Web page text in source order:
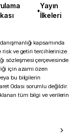
•
Yayın
İlkeleri
kapsamında
risk ve getiri tercihlerinize
sözleşmesi çerçevesinde
için azami özen
bu bilgilerin
Odası sorumlu değildir.
tüm bilgi ve verilerin